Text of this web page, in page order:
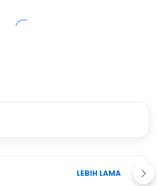
LEBIH LAMA